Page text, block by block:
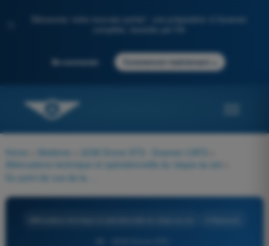
Découvrez notre nouveau portail : une préparation à l'examen
Se connecter Commencer maintenant
Home Matières QCM Drone STS - Examen CATS
Atténuations technique et opérationnelle du risque au sol